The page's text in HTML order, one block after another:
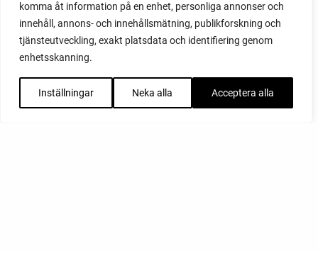
komma åt information på en enhet, personliga annonser och
innehåll, annons- och innehållsmätning, publikforskning och
tjänsteutveckling, exakt platsdata och identifiering genom
enhetsskanning.
Inställningar Neka alla Acceptera alla